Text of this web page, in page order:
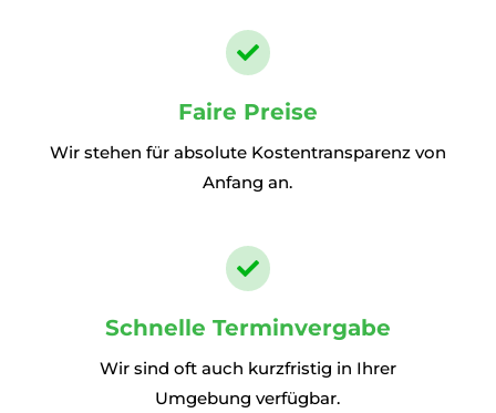

Faire Preise
Wir stehen für absolute Kostentransparenz von
Anfang an.

Schnelle Terminvergabe
Wir sind oft auch kurzfristig in Ihrer
Umgebung verfügbar.